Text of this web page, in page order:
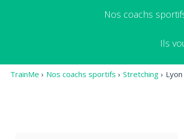
Nos coachs
Ils
TrainMe › Nos coachs sportifs › Stretching ›